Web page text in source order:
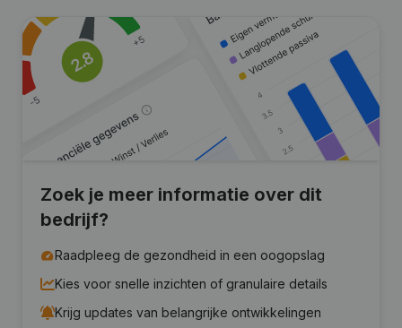
Zoek je meer informatie over dit
bedrijf?
Raadpleeg de gezondheid in een oogopslag
Kies voor snelle inzichten of granulaire details
Krijg updates van belangrijke ontwikkelingen